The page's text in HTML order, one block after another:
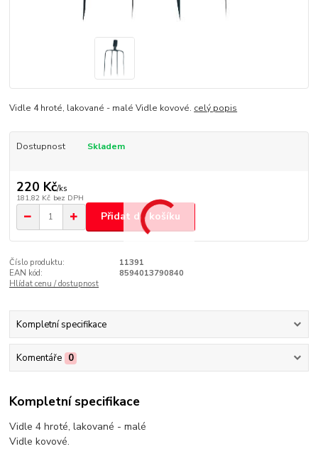
Vidle 4 hroté, lakované - malé Vidle kovové. celý popis
Dostupnost Skladem
220 Kč/ks
181,82 Kč bez DPH
Přidat do košíku
Číslo produktu:
11391
EAN kód:
8594013790840
Hlídat cenu / dostupnost
Kompletní specifikace
Komentáře 0
Kompletní specifikace
Vidle 4 hroté, lakované - malé
Vidle kovové.